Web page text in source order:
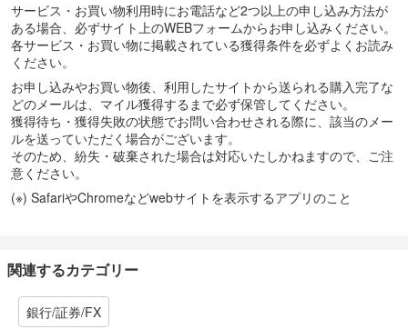
サービス・お買い物利用時にお電話など2つ以上の申し込み方法が
ある場合、必ずサイト上のWEBフォームからお申し込みください。
各サービス・お買い物に掲載されている獲得条件を必ずよくお読み
ください。
お申し込みやお買い物後、利用したサイトから送られる購入完了な
どのメールは、マイル獲得するまで必ず保管してください。
獲得待ち・獲得失敗の状態でお問い合わせされる際に、該当のメー
ルを送っていただく場合がございます。
そのため、紛失・破棄された場合は対応いたしかねますので、ご注
意ください。
(※) SafariやChromeなどwebサイトを表示するアプリのこと
関連するカテゴリー
銀行/証券/FX